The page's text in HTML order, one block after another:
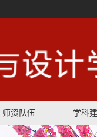
师资队伍 学科